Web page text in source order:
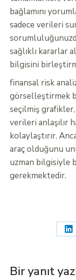
bağlamını
sadece verileri
sağlıklı kararlar
bilgisini
finansal risk
görselleştirmek
seçilmiş
verileri anlaşılır
kolaylaştırır.
araç olduğunu
uzman bilgisiyle
gerekmektedir.
Bir yanıt